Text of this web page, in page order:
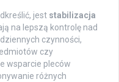
jest stabilizacja
na lepszą kontrolę nad
czynności,
czy
wsparcie pleców
różnych